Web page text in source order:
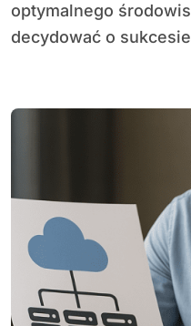
optymalnego
decydować o